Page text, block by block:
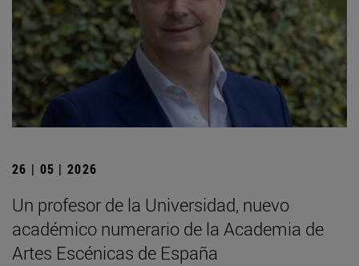
26 | 05 | 2026
Un profesor de la Universidad, nuevo
académico numerario de la Academia de
Artes Escénicas de España